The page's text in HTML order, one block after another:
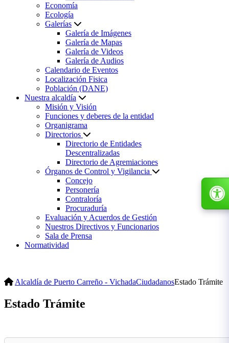
Economía
Ecología
Galerías
Galería de Imágenes
Galería de Mapas
Galería de Videos
Galería de Audios
Calendario de Eventos
Localización Fisica
Población (DANE)
Nuestra alcaldía
Misión y Visión
Funciones y deberes de la entidad
Organigrama
Directorios
Directorio de Entidades
Descentralizadas
Directorio de Agremiaciones
Órganos de Control y Vigilancia
Concejo
Personería
Contraloría
Procuraduría
Evaluación y Acuerdos de Gestión
Nuestros Directivos y Funcionarios
Sala de Prensa
Normatividad
Alcaldía de Puerto Carreño - VichadaCiudadanosEstado Trámite
Estado Trámite